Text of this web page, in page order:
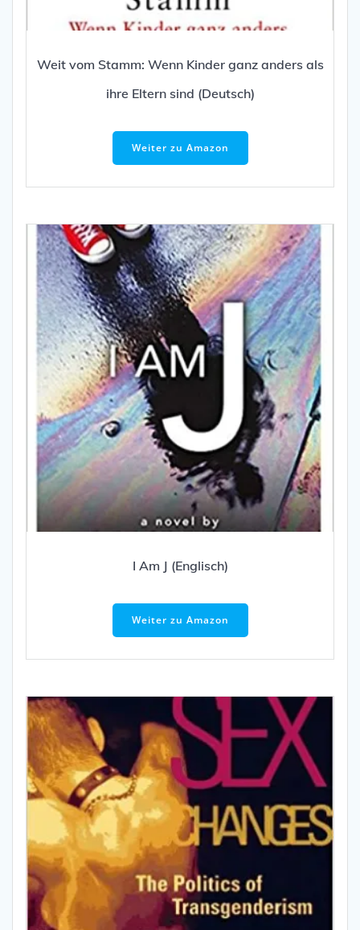
Weit vom Stamm: Wenn Kinder ganz anders als
ihre Eltern sind (Deutsch)
Weiter zu Amazon
I Am J (Englisch)
Weiter zu Amazon